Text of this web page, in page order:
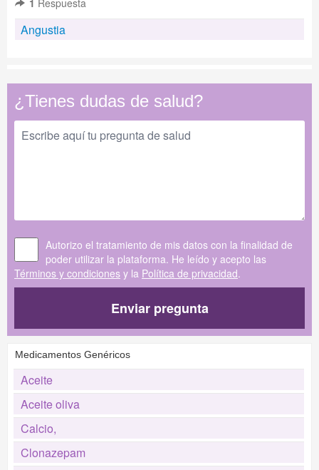
1 Respuesta
Angustia
¿Tienes dudas de salud?
Autorizo el tratamiento de mis datos con la finalidad de
poder utilizar la plataforma. He leído y acepto las
Términos y condiciones y la Política de privacidad.
Enviar pregunta
Medicamentos Genéricos
Aceite
Aceite oliva
Calcio,
Clonazepam